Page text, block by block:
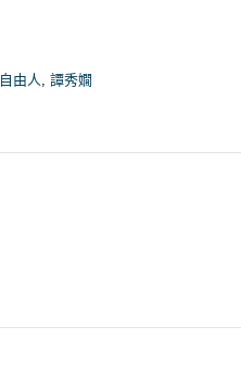
自由人,譚秀嫺